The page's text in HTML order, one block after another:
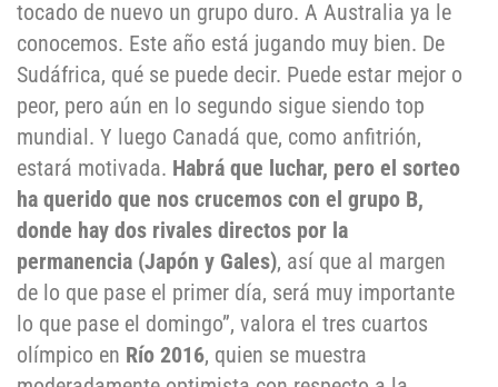
tocado de nuevo un grupo duro. A Australia ya le
conocemos. Este año está jugando muy bien. De
Sudáfrica, qué se puede decir. Puede estar mejor o
peor, pero aún en lo segundo sigue siendo top
mundial. Y luego Canadá que, como anfitrión,
estará motivada. Habrá que luchar, pero el sorteo
ha querido que nos crucemos con el grupo B,
donde hay dos rivales directos por la
permanencia (Japón y Gales), así que al margen
de lo que pase el primer día, será muy importante
lo que pase el domingo”, valora el tres cuartos
olímpico en Río 2016, quien se muestra